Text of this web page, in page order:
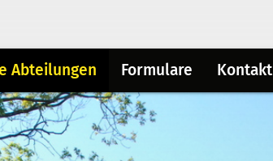
Abteilungen Formulare Kontakt